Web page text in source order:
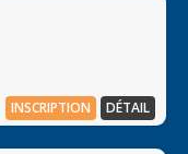
INSCRIPTION DÉTAIL